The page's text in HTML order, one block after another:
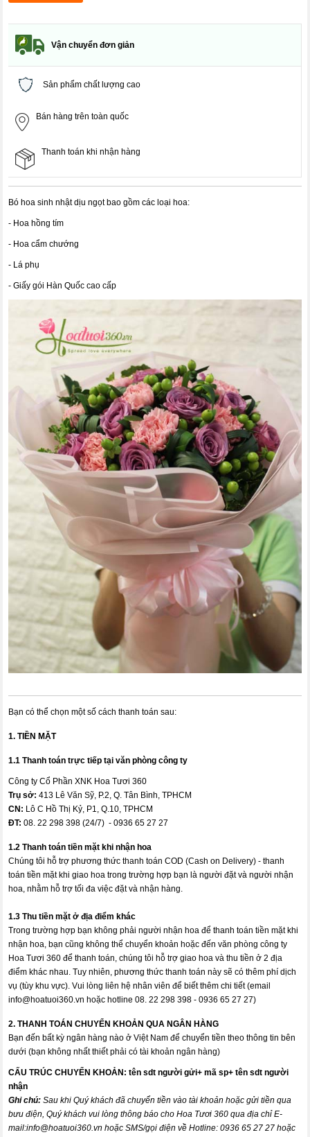
Vận chuyển đơn giản
Sản phẩm chất lượng cao
Bán hàng trên toàn quốc
Thanh toán khi nhận hàng
Bó hoa sinh nhật dịu ngọt bao gồm các loại hoa:
- Hoa hồng tím
- Hoa cẩm chướng
- Lá phụ
- Giấy gói Hàn Quốc cao cấp
Bạn có thể chọn một số cách thanh toán sau:
1. TIỀN MẶT
1.1 Thanh toán trực tiếp tại văn phòng công ty
Công ty Cổ Phần XNK Hoa Tươi 360
Trụ sở: 413 Lê Văn Sỹ, P.2, Q. Tân Bình, TPHCM
CN: Lô C Hồ Thị Kỷ, P1, Q.10, TPHCM
ĐT: 08. 22 298 398 (24/7) - 0936 65 27 27
1.2 Thanh toán tiền mặt khi nhận hoa
Chúng tôi hỗ trợ phương thức thanh toán COD (Cash on Delivery) - thanh
toán tiền mặt khi giao hoa trong trường hợp bạn là người đặt và người nhận
hoa, nhằm hỗ trợ tối đa việc đặt và nhận hàng.
1.3 Thu tiền mặt ở địa điểm khác
Trong trường hợp bạn không phải người nhận hoa để thanh toán tiền mặt khi
nhận hoa, bạn cũng không thể chuyển khoản hoặc đến văn phòng công ty
Hoa Tươi 360 để thanh toán, chúng tôi hỗ trợ giao hoa và thu tiền ở 2 địa
điểm khác nhau. Tuy nhiên, phương thức thanh toán này sẽ có thêm phí dịch
vụ (tùy khu vực). Vui lòng liên hệ nhân viên để biết thêm chi tiết (email
info@hoatuoi360.vn hoặc hotline 08. 22 298 398 - 0936 65 27 27)
2. THANH TOÁN CHUYỂN KHOẢN QUA NGÂN HÀNG
Bạn đến bất kỳ ngân hàng nào ở Việt Nam để chuyển tiền theo thông tin bên
dưới (bạn không nhất thiết phải có tài khoản ngân hàng)
CẤU TRÚC CHUYỂN KHOẢN:tên sdt người gửi+ mã sp+ tên sdt người
nhận
Ghi chú:Sau khi Quý khách đã chuyển tiền vào tài khoản hoặc gửi tiền qua
bưu điện, Quý khách vui lòng thông báo cho Hoa Tươi 360 qua địa chỉ E-
mail:info@hoatuoi360.vn hoặc SMS/gọi điện về Hotline: 0936 65 27 27 hoặc